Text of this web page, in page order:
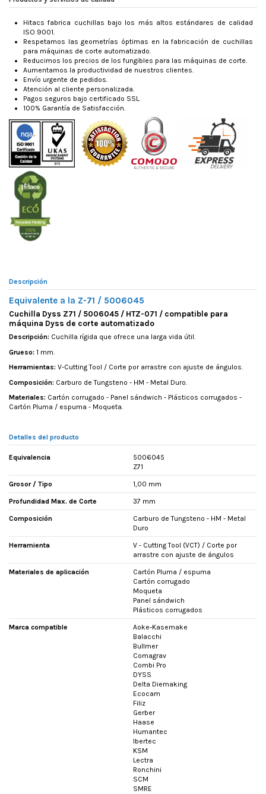
Hitacs fabrica cuchillas bajo los más altos estándares de calidad
ISO 9001.
Respetamos las geometrías óptimas en la fabricación de cuchillas
para máquinas de corte automatizado.
Reducimos los precios de los fungibles para las máquinas de corte.
Aumentamos la productividad de nuestros clientes.
Envío urgente de pedidos.
Atención al cliente personalizada.
Pagos seguros bajo certificado SSL.
100% Garantía de Satisfacción.
Descripción
Equivalente a la Z-71 / 5006045
Cuchilla Dyss Z71 / 5006045 / HTZ-071 / compatible para
máquina Dyss de corte automatizado
Descripción: Cuchilla rígida que ofrece una larga vida útil.
Grueso: 1 mm.
Herramientas: V-Cutting Tool / Corte por arrastre con ajuste de ángulos.
Composición: Carburo de Tungsteno - HM - Metal Duro.
Materiales: Cartón corrugado - Panel sándwich - Plásticos corrugados -
Cartón Pluma / espuma - Moqueta.
Detalles del producto
Equivalencia
5006045
Z71
Grosor / Tipo 1,00 mm
Profundidad Max. de Corte 37 mm
Composición
Carburo de Tungsteno - HM - Metal
Duro
Herramienta
V - Cutting Tool (VCT) / Corte por
arrastre con ajuste de ángulos
Materiales de aplicación
Cartón Pluma / espuma
Cartón corrugado
Moqueta
Panel sándwich
Plásticos corrugados
Marca compatible
Aoke-Kasemake
Balacchi
Bullmer
Comagrav
Combi Pro
DYSS
Delta Diemaking
Ecocam
Filiz
Gerber
Haase
Humantec
Ibertec
KSM
Lectra
Ronchini
SCM
SMRE